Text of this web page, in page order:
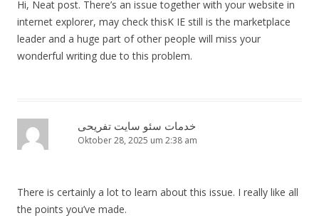
Hi, Neat post. There’s an issue together with your website in
internet explorer, may check thisK IE still is the marketplace
leader and a huge part of other people will miss your
wonderful writing due to this problem.
خدمات سئو سایت تفریحی
Oktober 28, 2025 um 2:38 am
There is certainly a lot to learn about this issue. I really like all
the points you’ve made.